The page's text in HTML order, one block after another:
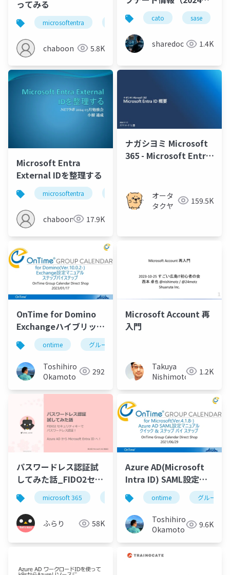
ってみる
microsoftentra azure active directory
chaboon 5.8K
3月版）cato sase
sharedoc 1.4K
Microsoft Entra
External IDを整理する
microsoftentra
chaboon 17.9K
ナガシヨミ Microsoft
365 - Microsoft Entra
オータ
タクヤ
159.5K
OnTime for Domino
Exchangeハイブリッド
設定マニュアル
ontime グループカレンダー
Toshihiro
Okamoto
292
Microsoft Account 再
入門
Takuya
Nishimoto
1.2K
パスワードレス認証試
してみた話_FIDO2セキ
ュリティキーでパスワ
ードレス認証
microsoft 365 microsoft entra azure ad
ふらり 58K
Azure AD(Microsoft
Intra ID) SAML設定マ
ニュアルontime グループ
Toshihiro
Okamoto
9.6K